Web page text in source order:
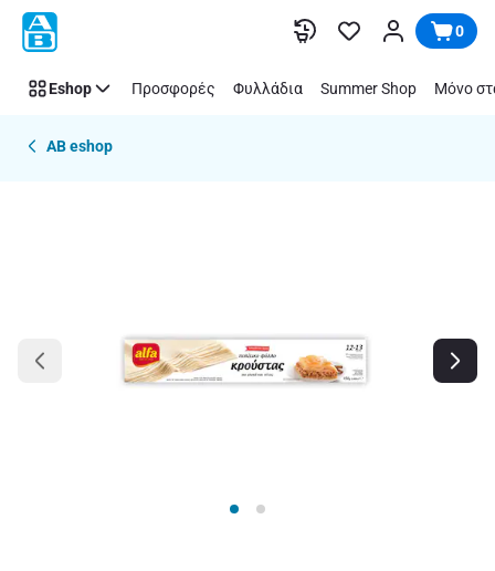
Παράλειψη 0
Eshop Προσφορές Φυλλάδια Summer Shop Μόνο
AB eshop